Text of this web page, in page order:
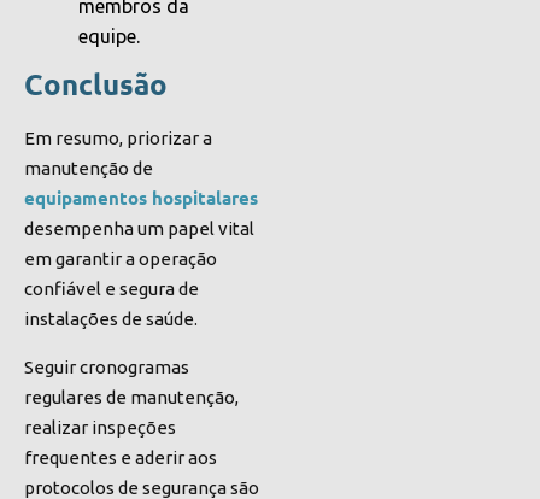
membros da
equipe.
Conclusão
Em resumo, priorizar a
manutenção de
equipamentos hospitalares
desempenha um papel vital
em garantir a operação
confiável e segura de
instalações de saúde.
Seguir cronogramas
regulares de manutenção,
realizar inspeções
frequentes e aderir aos
protocolos de segurança são